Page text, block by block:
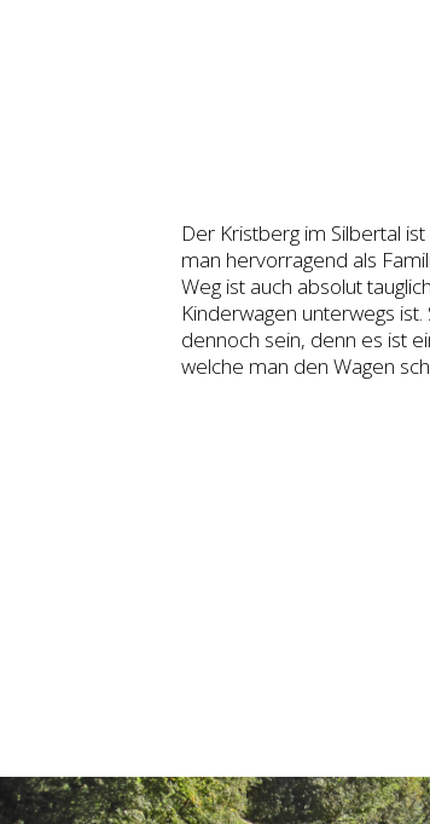
Der Kristberg im Silbertal
man hervorragend als
Weg ist auch absolut
Kinderwagen unterwegs
dennoch sein, denn es ist
welche man den Wagen